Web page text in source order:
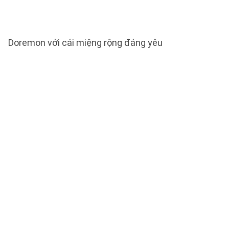
Doremon với cái miệng rộng đáng yêu